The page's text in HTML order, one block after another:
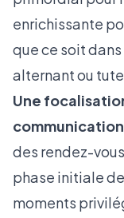
enrichissante
que ce soit
alternant ou
Une
des rendez-
phase initiale
moments